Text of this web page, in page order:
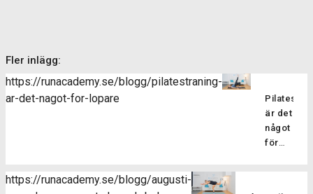
Fler inlägg:
https://runacademy.se/blogg/pilatestraning-
ar-det-nagot-for-lopare
är det
något
för
https://runacademy.se/blogg/augusti-